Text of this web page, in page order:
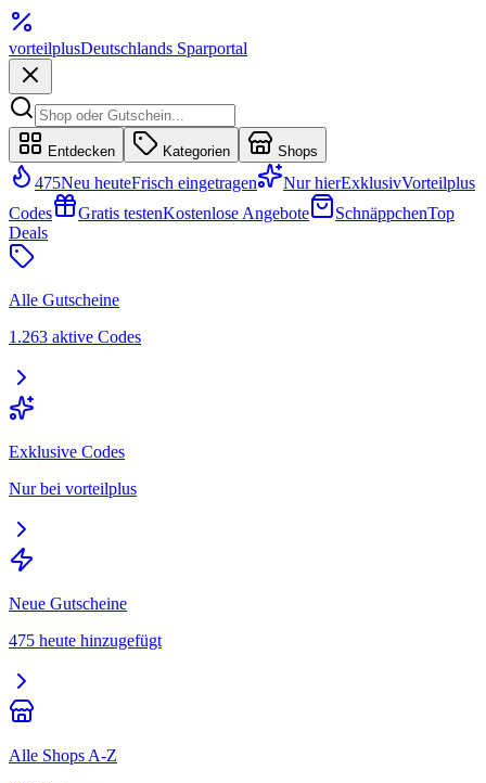
vorteilplusDeutschlands Sparportal
Entdecken Kategorien Shops
475Neu heuteFrisch eingetragen Nur hierExklusivVorteilplus
Codes
Gratis testenKostenlose Angebote SchnäppchenTop
Deals
Alle Gutscheine
1.263 aktive Codes
Exklusive Codes
Nur bei vorteilplus
Neue Gutscheine
475 heute hinzugefügt
Alle Shops A-Z